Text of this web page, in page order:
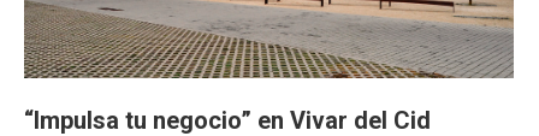
“Impulsa tu negocio” en Vivar del Cid